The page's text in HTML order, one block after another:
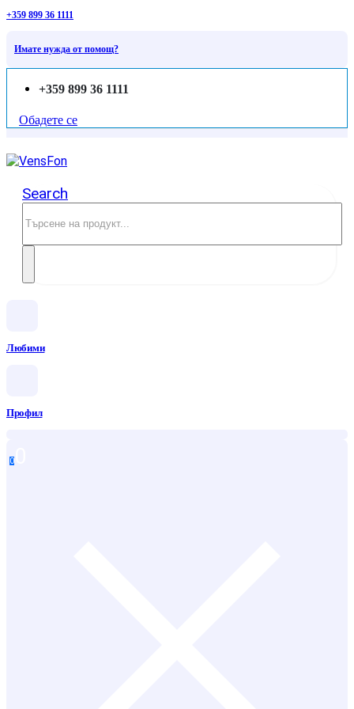
+359 899 36 1111
Имате нужда от помощ?
+359 899 36 1111
Обадете се
Search
Любими
Профил
0